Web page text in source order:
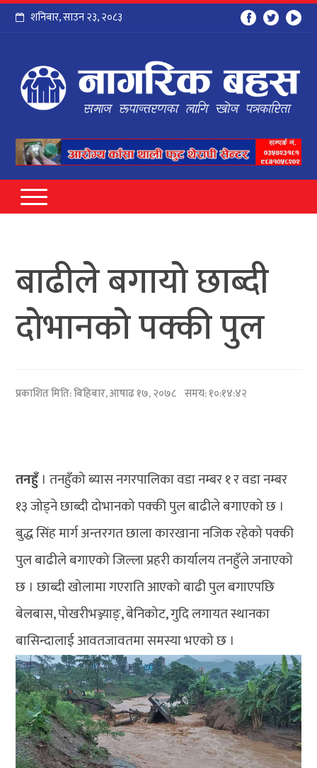
शनिबार,साउन२३,२०८३
बाढीले बगायो छाब्दी
दोभानको पक्की पुल
प्रकाशित मिति:बिहिबार, आषाढ १७, २०७८ समय: १०:१४:४२
तनहुँ। तनहुँको ब्यास नगरपालिका वडा नम्बर १ र वडा नम्बर
१३ जोड्ने छाब्दी दोभानको पक्की पुल बाढीले बगाएको छ ।
बुद्ध सिंह मार्ग अन्तरगत छाला कारखाना नजिक रहेको पक्की
पुल बाढीले बगाएको जिल्ला प्रहरी कार्यालय तनहुँले जनाएको
छ । छाब्दी खोलामा गएराति आएको बाढी पुल बगाएपछि
बेलबास, पोखरीभञ्ज्याङ्, बेनिकोट, गुदि लगायत स्थानका
बासिन्दालाई आवतजावतमा समस्या भएको छ ।